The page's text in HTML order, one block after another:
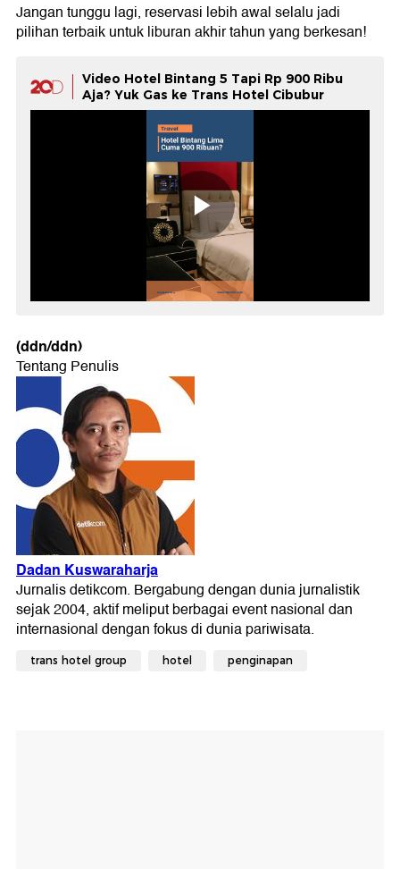
Jangan tunggu lagi, reservasi lebih awal selalu jadi
pilihan terbaik untuk liburan akhir tahun yang berkesan!
Video Hotel Bintang 5 Tapi Rp 900 Ribu
Aja? Yuk Gas ke Trans Hotel Cibubur
(ddn/ddn)
trans hotel group hotel penginapan